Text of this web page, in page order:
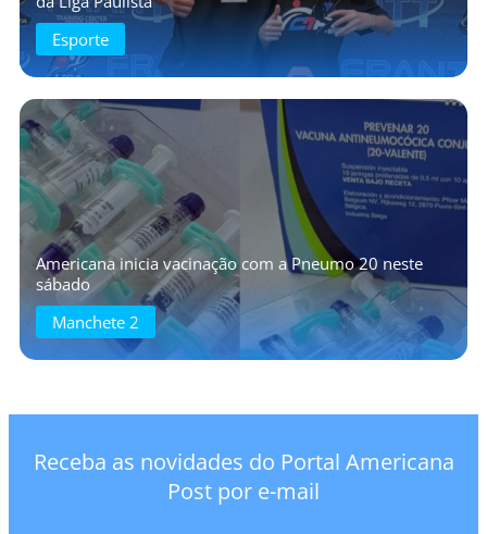
Esporte
Americana inicia vacinação com a Pneumo 20 neste
sábado
Manchete 2
Receba as novidades do Portal Americana
Post por e-mail